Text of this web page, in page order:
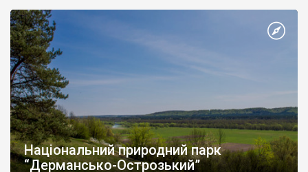
Національний природний парк
“Дермансько-Острозький”